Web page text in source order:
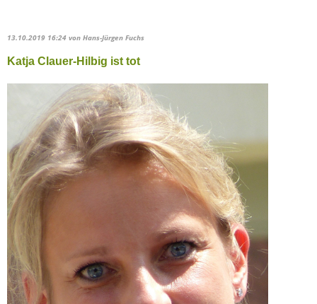
13.10.2019 16:24 von Hans-Jürgen Fuchs
Katja Clauer-Hilbig ist tot